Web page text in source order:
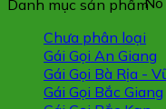
Danh mục sản phẩm
Chưa phân loại
Gái Gọi An Giang
Gái Gọi Bà Rịa -
Gái Gọi Bắc Giang